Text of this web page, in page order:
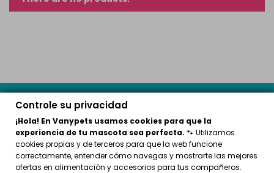
[VANYPETS]
C. Severo Ochoa, 27
29590 Málaga
620 48 15 88 (sólo whatsapp)
info@vanypets.com
Controle su privacidad
¡Hola! En Vanypets usamos cookies para que la
experiencia de tu mascota sea perfecta. 🐾 Utilizamos
cookies propias y de terceros para que la web funcione
correctamente, entender cómo navegas y mostrarte las mejores
ofertas en alimentación y accesorios para tus compañeros.